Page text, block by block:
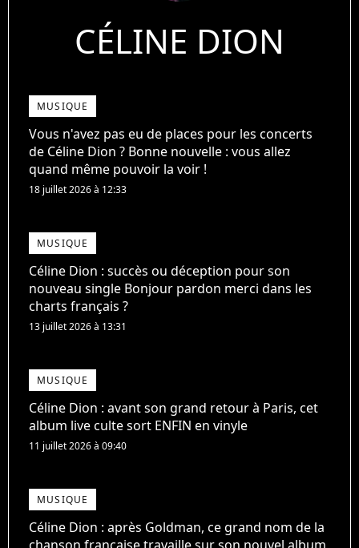
CÉLINE DION
MUSIQUE
Vous n'avez pas eu de places pour les concerts
de Céline Dion ? Bonne nouvelle : vous allez
quand même pouvoir la voir !
18 juillet 2026 à 12:33
MUSIQUE
Céline Dion : succès ou déception pour son
nouveau single Bonjour pardon merci dans les
charts français ?
13 juillet 2026 à 13:31
MUSIQUE
Céline Dion : avant son grand retour à Paris, cet
album live culte sort ENFIN en vinyle
11 juillet 2026 à 09:40
MUSIQUE
Céline Dion : après Goldman, ce grand nom de la